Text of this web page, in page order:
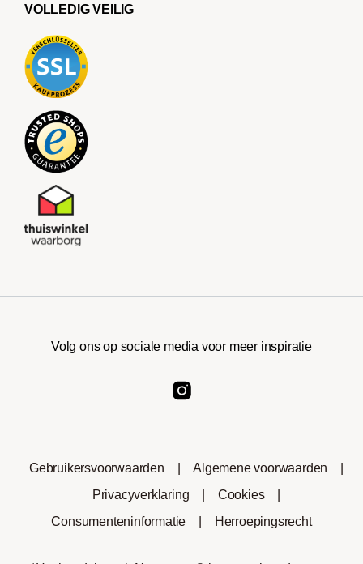
VOLLEDIG VEILIG
Volg ons op sociale media voor meer inspiratie
Gebruikersvoorwaarden Algemene voorwaarden
Privacyverklaring
Cookies
Consumenteninformatie
Herroepingsrecht